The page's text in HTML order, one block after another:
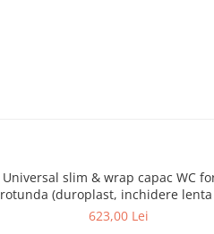
Universal slim & wrap capac WC
rotunda (duroplast, inchidere
close, detasabil cu balamale
623,00 Lei